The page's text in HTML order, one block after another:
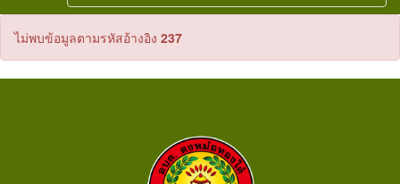
ไม่พบข้อมูลตามรหัสอ้างอิง 237